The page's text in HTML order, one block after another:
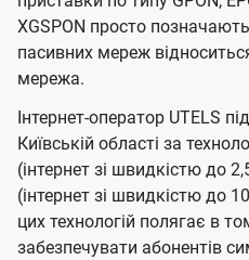
XGSPON просто
пасивних мереж
мережа.
Інтернет-оператор UTELS
Київській області за
(інтернет зі швидкістю до
(інтернет зі швидкістю до
цих технологій полягає в
забезпечувати абонентів